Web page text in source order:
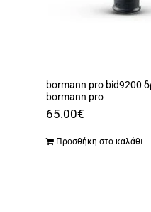
bormann pro bid9200
bormann pro
65.00€
Προσθήκη στο καλάθι